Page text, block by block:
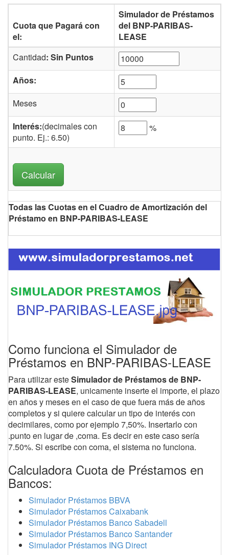
Cuota que Pagará con
el:
Simulador de Préstamos
del BNP-PARIBAS-
LEASE
Cantidad: Sin Puntos
Años:
Meses
Interés:(decimales con
punto. Ej.: 6.50)
%
Todas las Cuotas en el Cuadro de Amortización del
Préstamo en BNP-PARIBAS-LEASE
Como funciona el Simulador de
Préstamos en BNP-PARIBAS-LEASE
Para utilizar esteSimulador de Préstamos de BNP-
PARIBAS-LEASE, unicamente inserte el importe, el plazo
en años y meses en el caso de que fuera más de años
completos y si quiere calcular un tipo de interés con
decimilares, como por ejemplo 7,50%. Insertarlo con
.punto en lugar de ,coma. Es decir en este caso sería
7.50%. Si escribe con coma, el sistema no funciona.
Calculadora Cuota de Préstamos en
Bancos:
Simulador Préstamos BBVA
Simulador Préstamos Caixabank
Simulador Préstamos Banco Sabadell
Simulador Préstamos Banco Santander
Simulador Préstamos ING Direct